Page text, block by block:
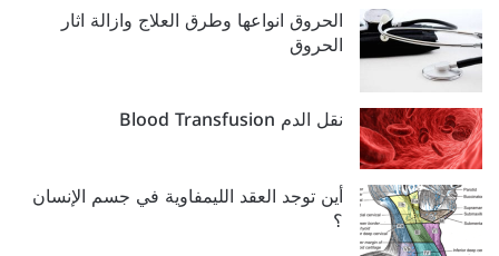
الحروق انواعها وطرق العلاج وازالة اثار
الحروق
نقل الدم Blood Transfusion
أين توجد العقد الليمفاوية في جسم الإنسان
؟